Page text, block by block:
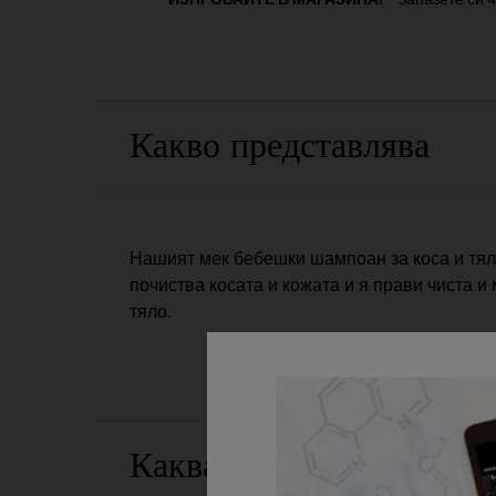
Какво представлява
Нашият мек бебешки шампоан за коса и
почиства косата и кожата и я прави чиста
тяло.
Каква е ползата